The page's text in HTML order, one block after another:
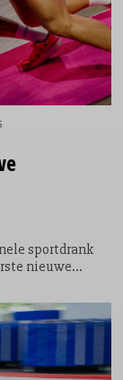
sportdrank
nieuwe
tijdens de
tegen